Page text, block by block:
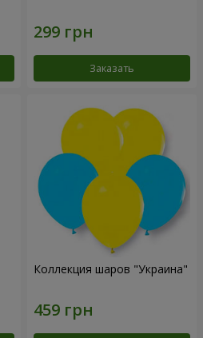
Заказать
Коллекция шаров "Украина"